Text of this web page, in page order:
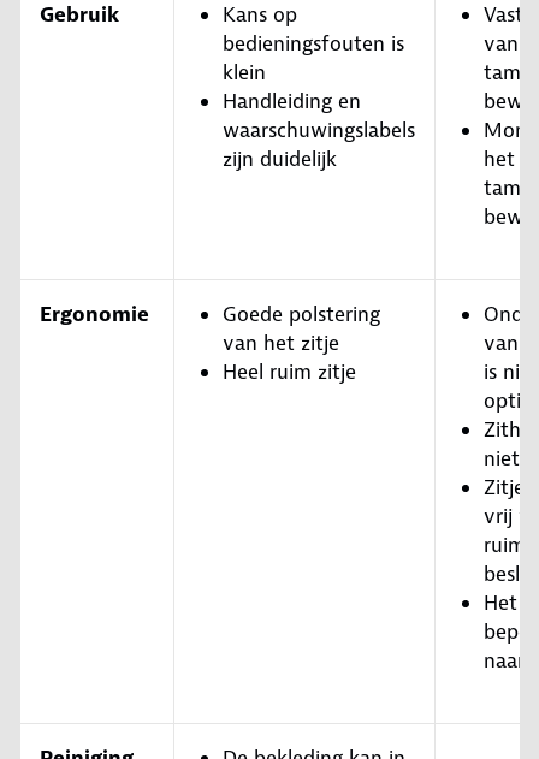
Gebruik
Kans op
bedieningsfouten is
klein
Handleiding en
waarschuwingslabels
zijn duidelijk
van
het
Ergonomie
Goede polstering
van het zitje
Heel ruim zitje
van
is niet
niet
Zitje
vrij
Het
naar